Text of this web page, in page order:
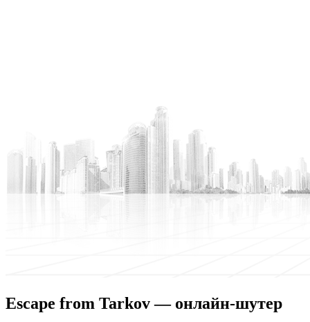
Escape from Tarkov — онлайн-шутер